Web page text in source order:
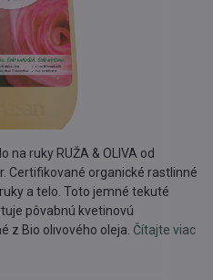
na ruky RUŽA & OLIVA od
Certifikované organické rastlinné
a telo. Toto jemné tekuté
pôvabnú kvetinovú
z Bio olivového oleja. Čítajte viac